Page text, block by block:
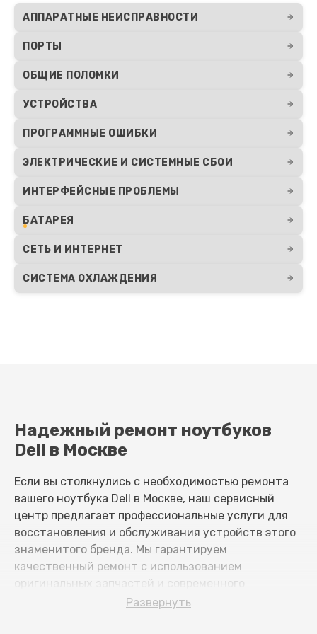
АППАРАТНЫЕ НЕИСПРАВНОСТИ
ПОРТЫ
ОБЩИЕ ПОЛОМКИ
УСТРОЙСТВА
ПРОГРАММНЫЕ ОШИБКИ
ЭЛЕКТРИЧЕСКИЕ И СИСТЕМНЫЕ СБОИ
ИНТЕРФЕЙСНЫЕ ПРОБЛЕМЫ
БАТАРЕЯ
СЕТЬ И ИНТЕРНЕТ
СИСТЕМА ОХЛАЖДЕНИЯ
Надежный ремонт ноутбуков
Dell в Москве
Если вы столкнулись с необходимостью ремонта
вашего ноутбука Dell в Москве, наш сервисный
центр предлагает профессиональные услуги для
восстановления и обслуживания устройств этого
знаменитого бренда. Мы гарантируем
качественный ремонт с использованием
оригинальных запчастей и современного
оборудования, а также предоставляем гарантию
Развернуть